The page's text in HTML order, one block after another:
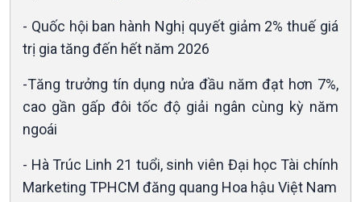
Xã hội
Tin Đời sống & Xã hội
Chuyển đổi Xanh
Tài nguyên và Môi trường
Khoa học & Công nghệ
Sống chung với biến đổi
khí hậu
- Quốc hội ban hành Nghị quyết giảm 2% thuế giá
trị gia tăng đến hết năm 2026
-Tăng trưởng tín dụng nửa đầu năm đạt hơn 7%,
cao gần gấp đôi tốc độ giải ngân cùng kỳ năm
ngoái
- Hà Trúc Linh 21 tuổi, sinh viên Đại học Tài chính
Marketing TPHCM đăng quang Hoa hậu Việt Nam